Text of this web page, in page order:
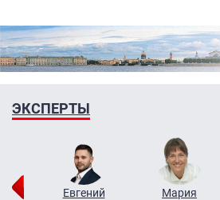
ЭКСПЕРТЫ
Евгений
Мария